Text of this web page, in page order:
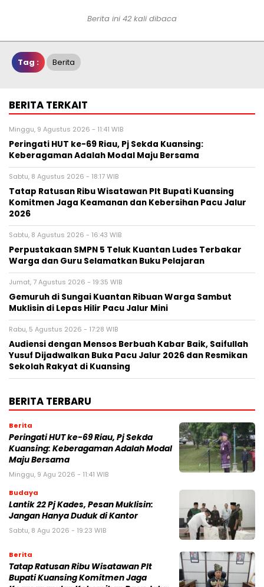
Berita ini 42 kali dibaca
Tag : Berita
BERITA TERKAIT
Minggu, 9 Agustus 2026 - 11:41 WIB
Peringati HUT ke-69 Riau, Pj Sekda Kuansing:
Keberagaman Adalah Modal Maju Bersama
Sabtu, 8 Agustus 2026 - 18:17 WIB
Tatap Ratusan Ribu Wisatawan Plt Bupati Kuansing
Komitmen Jaga Keamanan dan Kebersihan Pacu Jalur
2026
Sabtu, 8 Agustus 2026 - 16:43 WIB
Perpustakaan SMPN 5 Teluk Kuantan Ludes Terbakar
Warga dan Guru Selamatkan Buku Pelajaran
Jumat, 7 Agustus 2026 - 19:35 WIB
Gemuruh di Sungai Kuantan Ribuan Warga Sambut
Muklisin di Lepas Hilir Pacu Jalur Mini
Rabu, 5 Agustus 2026 - 17:28 WIB
Audiensi dengan Mensos Berbuah Kabar Baik, Saifullah
Yusuf Dijadwalkan Buka Pacu Jalur 2026 dan Resmikan
Sekolah Rakyat di Kuansing
BERITA TERBARU
Berita
Peringati HUT ke-69 Riau, Pj Sekda
Kuansing: Keberagaman Adalah Modal
Maju Bersama
Minggu, 9 Agu 2026 - 11:41 WIB
Budaya
Lantik 22 Pj Kades, Pesan Muklisin:
Jangan Hanya Duduk di Kantor
Sabtu, 8 Agu 2026 - 19:23 WIB
Berita
Tatap Ratusan Ribu Wisatawan Plt
Bupati Kuansing Komitmen Jaga